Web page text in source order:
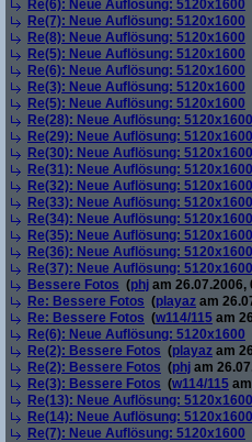
Re(6): Neue Auflösung: 5120x1600
Re(7): Neue Auflösung: 5120x1600
Re(8): Neue Auflösung: 5120x1600
Re(5): Neue Auflösung: 5120x1600
Re(6): Neue Auflösung: 5120x1600
Re(3): Neue Auflösung: 5120x1600
Re(5): Neue Auflösung: 5120x1600
Re(28): Neue Auflösung: 5120x1600
Re(29): Neue Auflösung: 5120x1600
Re(30): Neue Auflösung: 5120x1600
Re(31): Neue Auflösung: 5120x1600
Re(32): Neue Auflösung: 5120x1600
Re(33): Neue Auflösung: 5120x1600
Re(34): Neue Auflösung: 5120x1600
Re(35): Neue Auflösung: 5120x1600
Re(36): Neue Auflösung: 5120x1600
Re(37): Neue Auflösung: 5120x1600
Bessere Fotos (phj am 26.07.2006,
Re: Bessere Fotos (playaz am
Re: Bessere Fotos (w114/115 am
Re(6): Neue Auflösung: 5120x1600
Re(2): Bessere Fotos (playaz am
Re(2): Bessere Fotos (phj am
Re(3): Bessere Fotos (w114/115
Re(13): Neue Auflösung: 5120x1600
Re(14): Neue Auflösung: 5120x1600
Re(7): Neue Auflösung: 5120x1600